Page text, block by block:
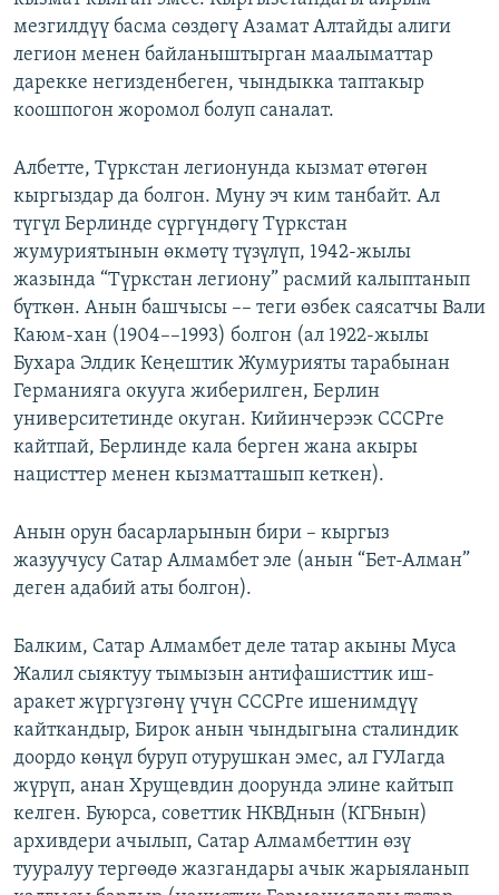
мезгилдүү басма сөздөгү Азамат Алтайды алиги
легион менен байланыштырган маалыматтар
дарекке негизденбеген, чындыкка таптакыр
коошпогон жоромол болуп саналат.
Албетте, Түркстан легионунда кызмат өтөгөн
кыргыздар да болгон. Муну эч ким танбайт. Ал
түгүл Берлинде сүргүндөгү Түркстан
жумуриятынын өкмөтү түзүлүп, 1942-жылы
жазында “Түркстан легиону” расмий калыптанып
бүткөн. Анын башчысы –– теги өзбек саясатчы Вали
Каюм-хан (1904––1993) болгон (ал 1922-жылы
Бухара Элдик Кеңештик Жумурияты тарабынан
Германияга окууга жиберилген, Берлин
университетинде окуган. Кийинчерээк СССРге
кайтпай, Берлинде кала берген жана акыры
нацисттер менен кызматташып кеткен).
Анын орун басарларынын бири – кыргыз
жазуучусу Сатар Алмамбет эле (анын “Бет-Алман”
деген адабий аты болгон).
Балким, Сатар Алмамбет деле татар акыны Муса
Жалил сыяктуу тымызын антифашисттик иш-
аракет жүргүзгөнү үчүн СССРге ишенимдүү
кайткандыр, Бирок анын чындыгына сталиндик
доордо көңүл буруп отурушкан эмес, ал ГУЛагда
жүрүп, анан Хрущевдин доорунда элине кайтып
келген. Буюрса, советтик НКВДнын (КГБнын)
архивдери ачылып, Сатар Алмамбеттин өзү
тууралуу тергөөдө жазгандары ачык жарыяланып